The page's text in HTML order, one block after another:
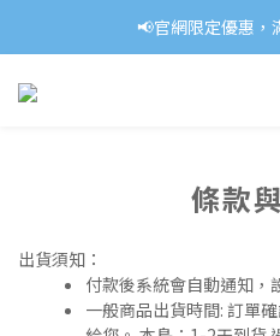
📢官網限定優惠，
條款
出貨須知：
付款後系統會自動通知，
一般商品出貨時間: 訂單